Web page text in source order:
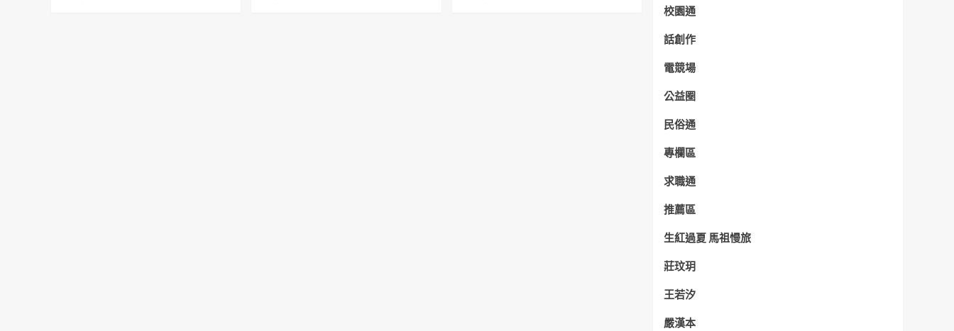
校園通
話創作
電競場
公益圈
民俗通
專欄區
求職通
推薦區
生紅過夏 馬祖慢旅
莊玟玥
王若汐
嚴漢本